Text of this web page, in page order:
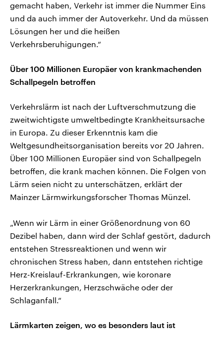
gemacht haben, Verkehr ist immer die Nummer Eins
und da auch immer der Autoverkehr. Und da müssen
Lösungen her und die heißen
Verkehrsberuhigungen.“
Über 100 Millionen Europäer von krankmachenden
Schallpegeln betroffen
Verkehrslärm ist nach der Luftverschmutzung die
zweitwichtigste umweltbedingte Krankheitsursache
in Europa. Zu dieser Erkenntnis kam die
Weltgesundheitsorganisation bereits vor 20 Jahren.
Über 100 Millionen Europäer sind von Schallpegeln
betroffen, die krank machen können. Die Folgen von
Lärm seien nicht zu unterschätzen, erklärt der
Mainzer Lärmwirkungsforscher Thomas Münzel.
„Wenn wir Lärm in einer Größenordnung von 60
Dezibel haben, dann wird der Schlaf gestört, dadurch
entstehen Stressreaktionen und wenn wir
chronischen Stress haben, dann entstehen richtige
Herz-Kreislauf-Erkrankungen, wie koronare
Herzerkrankungen, Herzschwäche oder der
Schlaganfall.“
Lärmkarten zeigen, wo es besonders laut ist